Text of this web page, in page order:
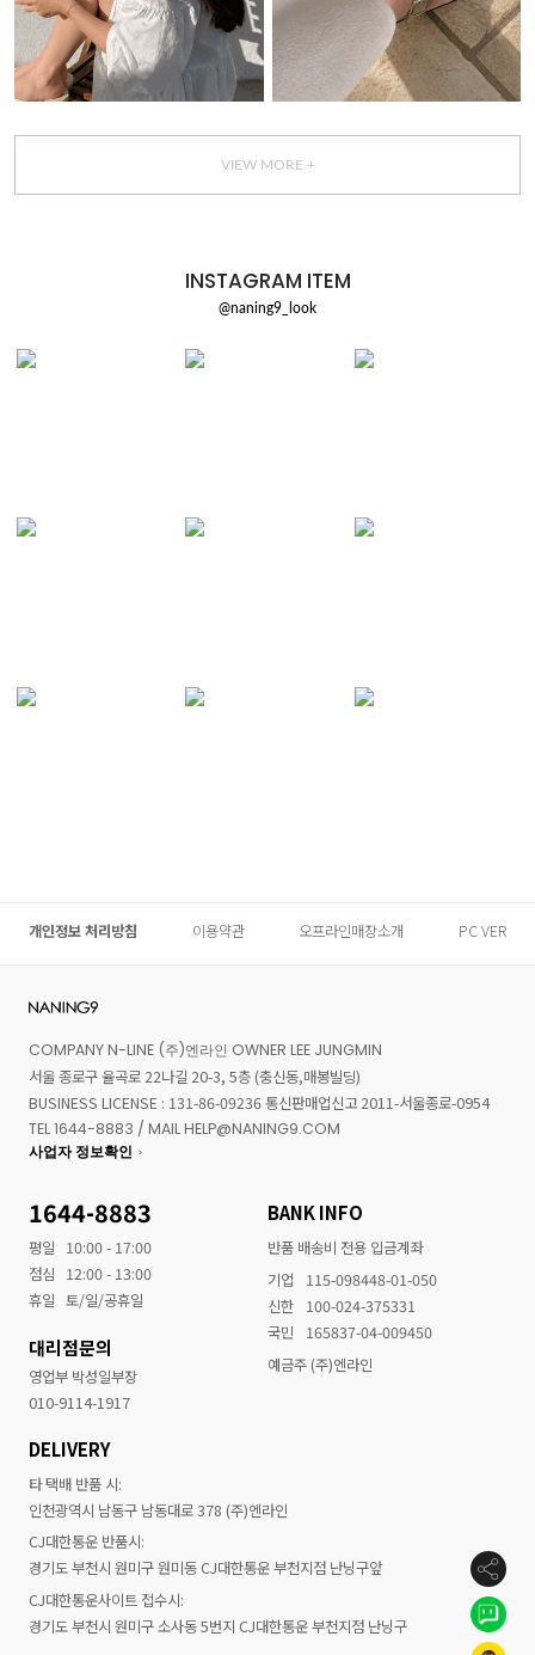
VIEW MORE +
INSTAGRAM ITEM
@naning9_look
개인정보 처리방침 이용약관 오프라인매장소개 PC VER
COMPANY N-LINE (주)엔라인 OWNER LEE JUNGMIN
서울 종로구 율곡로 22나길 20-3, 5층 (충신동,매봉빌딩)
BUSINESS LICENSE : 131-86-09236 통신판매업신고 2011-서울종로-0954
TEL 1644-8883 / MAIL HELP@NANING9.COM
사업자 정보확인
1644-8883
평일
10:00 - 17:00
점심
12:00 - 13:00
휴일 토/일/공휴일
대리점문의
영업부 박성일부장
010-9114-1917
BANK INFO
반품 배송비 전용 입금계좌
기업
115-098448-01-050
신한
100-024-375331
국민
165837-04-009450
예금주 (주)엔라인
DELIVERY
타 택배 반품 시:
인천광역시 남동구 남동대로 378 (주)엔라인
CJ대한통운 반품시:
경기도 부천시 원미구 원미동 CJ대한통운 부천지점 난닝구앞
CJ대한통운사이트 접수시:
경기도 부천시 원미구 소사동 5번지 CJ대한통운 부천지점 난닝구